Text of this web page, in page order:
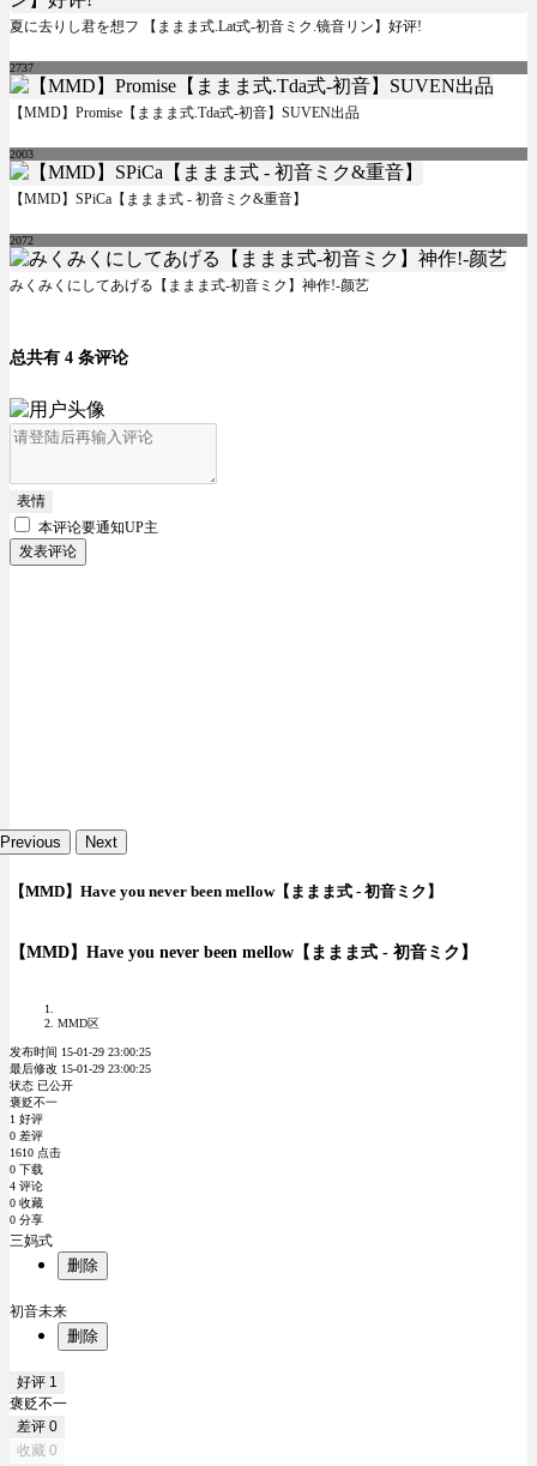
夏に去りし君を想フ 【ままま式.Lat式-初音ミク.镜音リン】好评!
2737
【MMD】Promise【ままま式.Tda式-初音】SUVEN出品
2003
【MMD】SPiCa【ままま式 - 初音ミク&重音】
2072
みくみくにしてあげる【ままま式-初音ミク】神作!-颜艺
总共有 4 条评论
表情
本评论要通知UP主
发表评论
Previous Next
【MMD】Have you never been mellow【ままま式 - 初音ミク】
【MMD】Have you never been mellow【ままま式 - 初音ミク】
MMD区
发布时间 15-01-29 23:00:25
最后修改 15-01-29 23:00:25
状态 已公开
褒贬不一
1 好评
0 差评
1610 点击
0 下载
4 评论
0 收藏
0 分享
三妈式
删除
初音未来
删除
好评 1
褒贬不一
差评 0
收藏 0